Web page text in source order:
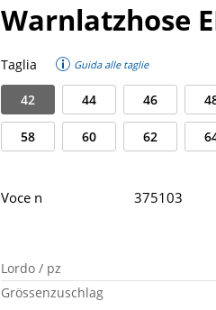
Warnlatzhose
Taglia Guida alle taglie
42 44 46
58 60 62
Lordo / pz
Grössenzuschlag
Voce n 375103